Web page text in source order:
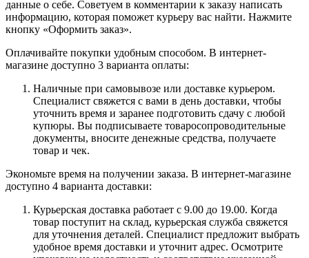
данные о себе. Советуем в комментарии к заказу написать
информацию, которая поможет курьеру вас найти. Нажмите
кнопку «Оформить заказ».
Оплачивайте покупки удобным способом. В интернет-
магазине доступно 3 варианта оплаты:
Наличные при самовывозе или доставке курьером.
Специалист свяжется с вами в день доставки, чтобы
уточнить время и заранее подготовить сдачу с любой
купюры. Вы подписываете товаросопроводительные
документы, вносите денежные средства, получаете
товар и чек.
Экономьте время на получении заказа. В интернет-магазине
доступно 4 варианта доставки:
Курьерская доставка работает с 9.00 до 19.00. Когда
товар поступит на склад, курьерская служба свяжется
для уточнения деталей. Специалист предложит выбрать
удобное время доставки и уточнит адрес. Осмотрите